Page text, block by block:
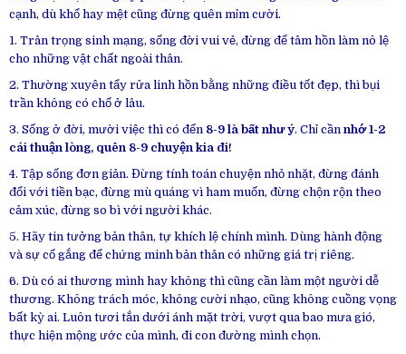
cạnh, dù khổ hay mệt cũng đừng quên mỉm cười.
1. Trân trọng sinh mạng, sống đời vui vẻ, đừng để tâm hồn làm nô lệ
cho những vật chất ngoài thân.
2. Thường xuyên tẩy rửa linh hồn bằng những điều tốt đẹp, thì bụi
trần không có chổ ở lâu.
3. Sống ở đời, mười việc thì có đến 8-9 là bất như ý. Chỉ cần nhớ 1-2
cái thuận lòng, quên 8-9 chuyện kia đi!
4. Tập sống đơn giản. Đừng tính toán chuyện nhỏ nhặt, đừng đánh
đổi với tiền bạc, đừng mù quáng vì ham muốn, đừng chộn rộn theo
cảm xúc, đừng so bì với người khác.
5. Hãy tin tưởng bản thân, tự khích lệ chính mình. Dùng hành động
và sự cố gắng để chứng minh bản thân có những giá trị riêng.
6. Dù có ai thương mình hay không thì cũng cần làm một người dễ
thương. Không trách móc, không cười nhạo, cũng không cuồng vọng
bất kỳ ai. Luôn tươi tắn dưới ánh mặt trời, vượt qua bao mưa gió,
thực hiện mộng ước của mình, đi con đường mình chọn.